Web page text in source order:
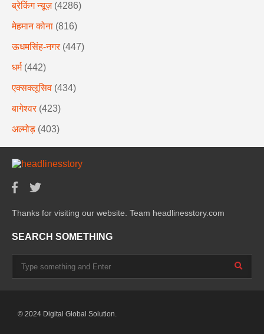
ब्रेकिंग न्यूज़ (4286)
मेहमान कोना (816)
ऊधमसिंह-नगर (447)
धर्म (442)
एक्सक्लूसिव (434)
बागेश्वर (423)
अल्मोड़ (403)
Thanks for visiting our website. Team headlinesstory.com
SEARCH SOMETHING
© 2024 Digital Global Solution.